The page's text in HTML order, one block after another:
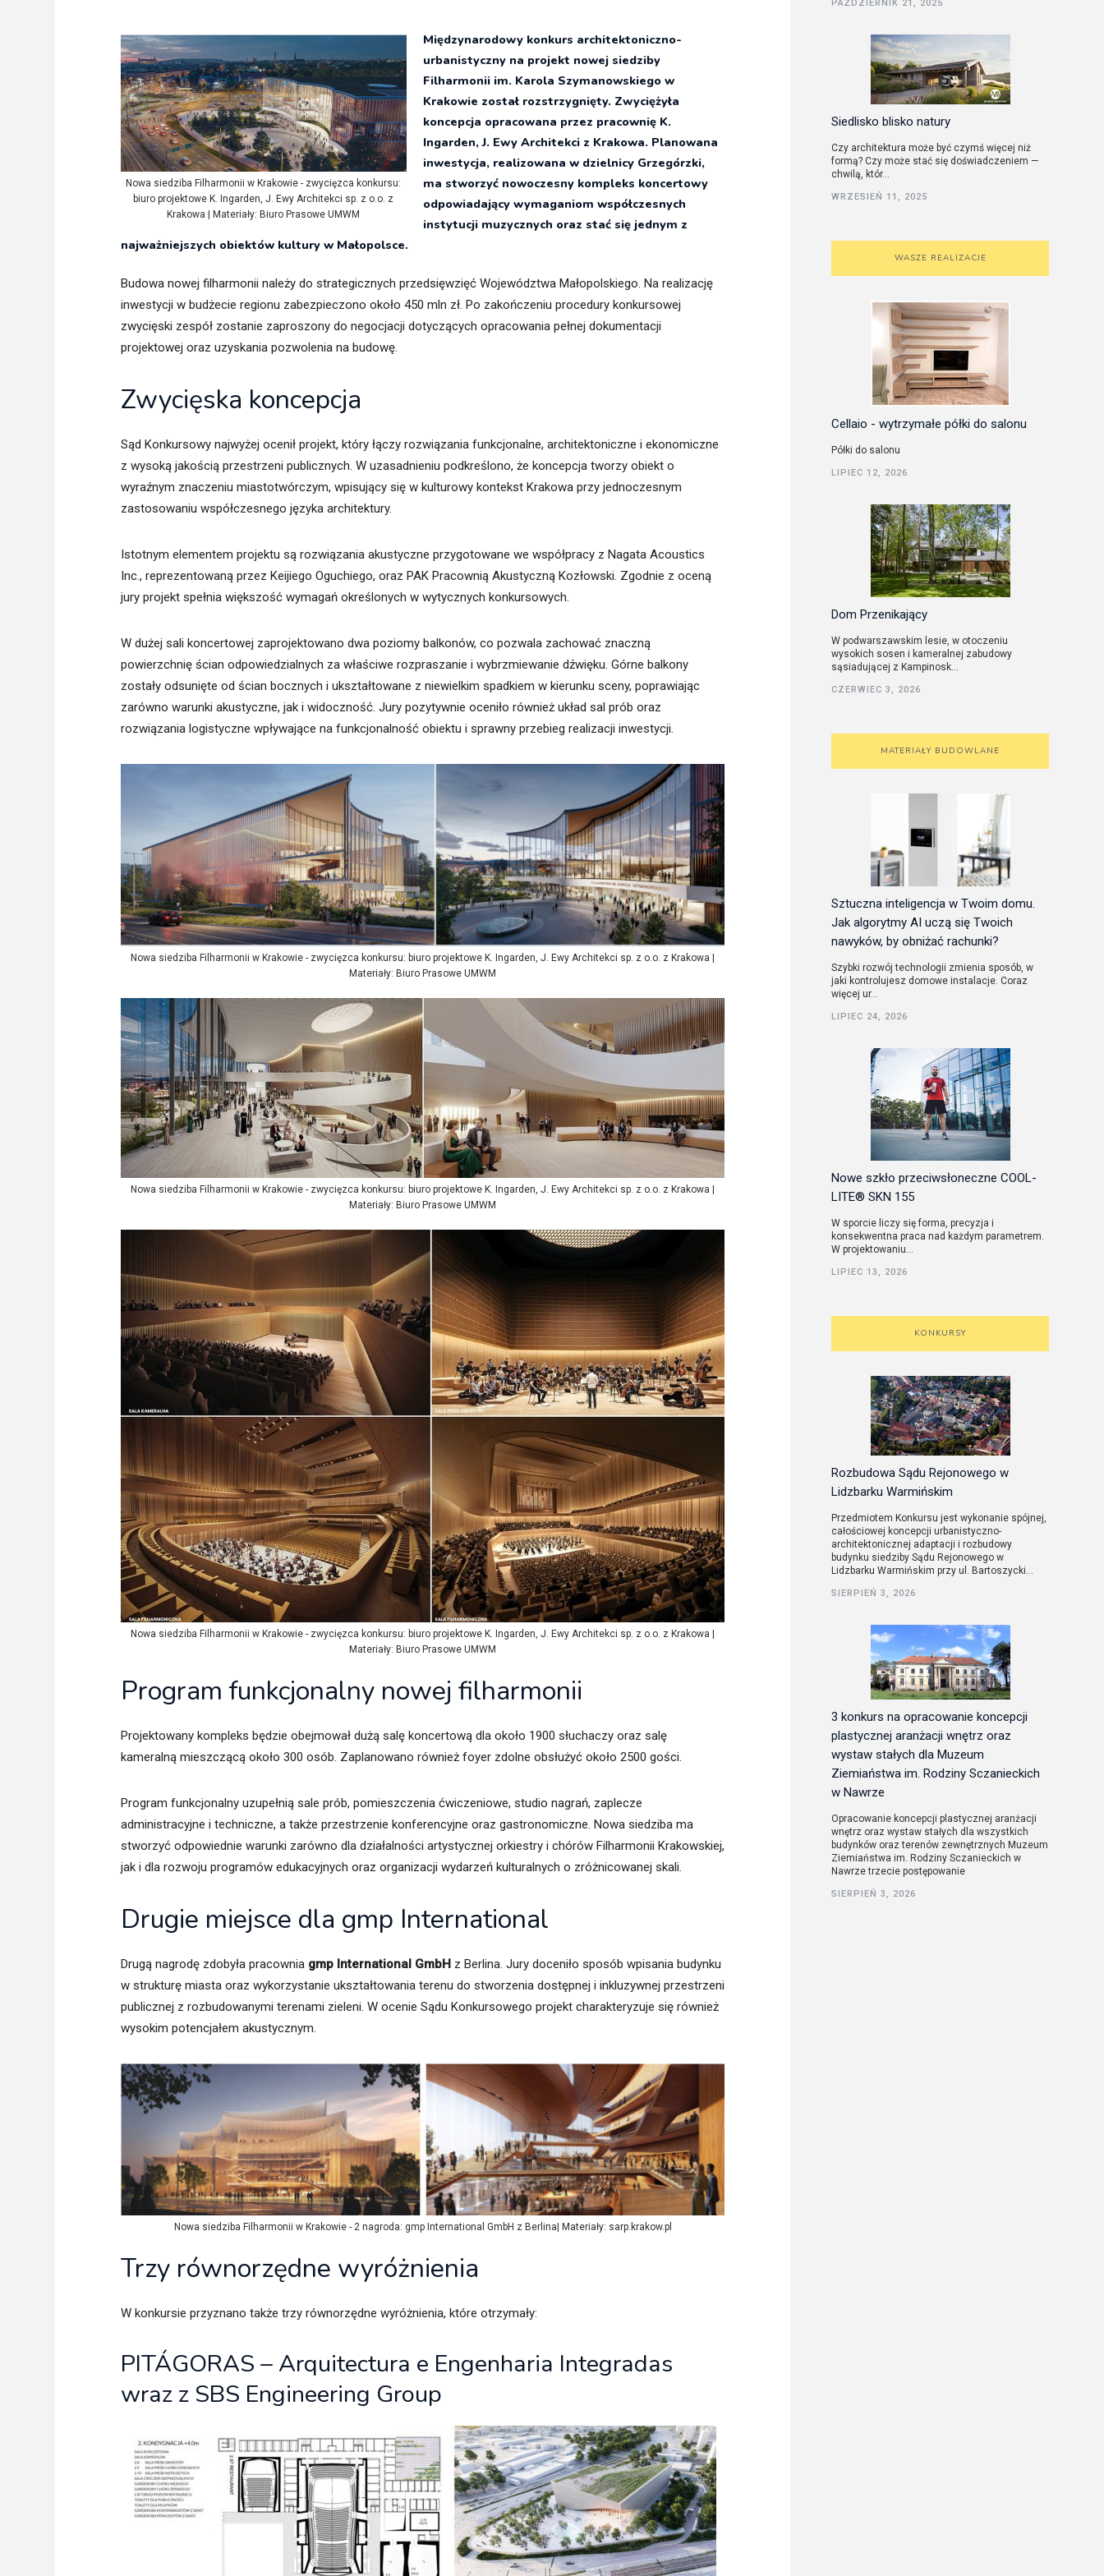
Galeria Miast Dawnych
Filmy
Firmy
Nowa siedziba Filharmonii w Krakowie - zwycięzca konkursu:
biuro projektowe K. Ingarden, J. Ewy Architekci sp. z o.o. z
Krakowa | Materiały: Biuro Prasowe UMWM
Międzynarodowy konkurs architektoniczno-
urbanistyczny na projekt nowej siedziby
Filharmonii im. Karola Szymanowskiego w
Krakowie został rozstrzygnięty. Zwyciężyła
koncepcja opracowana przez pracownię K.
Ingarden, J. Ewy Architekci z Krakowa. Planowana
inwestycja, realizowana w dzielnicy Grzegórzki,
ma stworzyć nowoczesny kompleks koncertowy
odpowiadający wymaganiom współczesnych
instytucji muzycznych oraz stać się jednym z
najważniejszych obiektów kultury w Małopolsce.
Budowa nowej filharmonii należy do strategicznych przedsięwzięć Województwa Małopolskiego. Na realizację
inwestycji w budżecie regionu zabezpieczono około 450 mln zł. Po zakończeniu procedury konkursowej
zwycięski zespół zostanie zaproszony do negocjacji dotyczących opracowania pełnej dokumentacji
projektowej oraz uzyskania pozwolenia na budowę.
Zwycięska koncepcja
Sąd Konkursowy najwyżej ocenił projekt, który łączy rozwiązania funkcjonalne, architektoniczne i ekonomiczne
z wysoką jakością przestrzeni publicznych. W uzasadnieniu podkreślono, że koncepcja tworzy obiekt o
wyraźnym znaczeniu miastotwórczym, wpisujący się w kulturowy kontekst Krakowa przy jednoczesnym
zastosowaniu współczesnego języka architektury.
Istotnym elementem projektu są rozwiązania akustyczne przygotowane we współpracy z Nagata Acoustics
Inc., reprezentowaną przez Keijiego Oguchiego, oraz PAK Pracownią Akustyczną Kozłowski. Zgodnie z oceną
jury projekt spełnia większość wymagań określonych w wytycznych konkursowych.
W dużej sali koncertowej zaprojektowano dwa poziomy balkonów, co pozwala zachować znaczną
powierzchnię ścian odpowiedzialnych za właściwe rozpraszanie i wybrzmiewanie dźwięku. Górne balkony
zostały odsunięte od ścian bocznych i ukształtowane z niewielkim spadkiem w kierunku sceny, poprawiając
zarówno warunki akustyczne, jak i widoczność. Jury pozytywnie oceniło również układ sal prób oraz
rozwiązania logistyczne wpływające na funkcjonalność obiektu i sprawny przebieg realizacji inwestycji.
Nowa siedziba Filharmonii w Krakowie - zwycięzca konkursu: biuro projektowe K. Ingarden, J. Ewy Architekci sp. z o.o. z Krakowa |
Materiały: Biuro Prasowe UMWM
Nowa siedziba Filharmonii w Krakowie - zwycięzca konkursu: biuro projektowe K. Ingarden, J. Ewy Architekci sp. z o.o. z Krakowa |
Materiały: Biuro Prasowe UMWM
Nowa siedziba Filharmonii w Krakowie - zwycięzca konkursu: biuro projektowe K. Ingarden, J. Ewy Architekci sp. z o.o. z Krakowa |
Materiały: Biuro Prasowe UMWM
Program funkcjonalny nowej filharmonii
Projektowany kompleks będzie obejmował dużą salę koncertową dla około 1900 słuchaczy oraz salę
kameralną mieszczącą około 300 osób. Zaplanowano również foyer zdolne obsłużyć około 2500 gości.
Program funkcjonalny uzupełnią sale prób, pomieszczenia ćwiczeniowe, studio nagrań, zaplecze
administracyjne i techniczne, a także przestrzenie konferencyjne oraz gastronomiczne. Nowa siedziba ma
stworzyć odpowiednie warunki zarówno dla działalności artystycznej orkiestry i chórów Filharmonii Krakowskiej,
jak i dla rozwoju programów edukacyjnych oraz organizacji wydarzeń kulturalnych o zróżnicowanej skali.
Drugie miejsce dla gmp International
Drugą nagrodę zdobyła pracownia gmp International GmbH z Berlina. Jury doceniło sposób wpisania budynku
w strukturę miasta oraz wykorzystanie ukształtowania terenu do stworzenia dostępnej i inkluzywnej przestrzeni
publicznej z rozbudowanymi terenami zieleni. W ocenie Sądu Konkursowego projekt charakteryzuje się również
wysokim potencjałem akustycznym.
Nowa siedziba Filharmonii w Krakowie - 2 nagroda: gmp International GmbH z Berlina| Materiały: sarp.krakow.pl
Trzy równorzędne wyróżnienia
W konkursie przyznano także trzy równorzędne wyróżnienia, które otrzymały:
PITÁGORAS – Arquitectura e Engenharia Integradas
wraz z SBS Engineering Group
PAŹDZIERNIK 21, 2025
Siedlisko blisko natury
Czy architektura może być czymś więcej niż
formą? Czy może stać się doświadczeniem —
chwilą, któr...
WRZESIEŃ 11, 2025
WASZE REALIZACJE
Cellaio - wytrzymałe półki do salonu
Półki do salonu
LIPIEC 12, 2026
Dom Przenikający
W podwarszawskim lesie, w otoczeniu
wysokich sosen i kameralnej zabudowy
sąsiadującej z Kampinosk...
CZERWIEC 3, 2026
MATERIAŁY BUDOWLANE
Sztuczna inteligencja w Twoim domu.
Jak algorytmy AI uczą się Twoich
nawyków, by obniżać rachunki?
Szybki rozwój technologii zmienia sposób, w
jaki kontrolujesz domowe instalacje. Coraz
więcej ur...
LIPIEC 24, 2026
Nowe szkło przeciwsłoneczne COOL-
LITE® SKN 155
W sporcie liczy się forma, precyzja i
konsekwentna praca nad każdym parametrem.
W projektowaniu...
LIPIEC 13, 2026
KONKURSY
Rozbudowa Sądu Rejonowego w
Lidzbarku Warmińskim
Przedmiotem Konkursu jest wykonanie spójnej,
całościowej koncepcji urbanistyczno-
architektonicznej adaptacji i rozbudowy
budynku siedziby Sądu Rejonowego w
Lidzbarku Warmińskim przy ul. Bartoszycki...
SIERPIEŃ 3, 2026
3 konkurs na opracowanie koncepcji
plastycznej aranżacji wnętrz oraz
wystaw stałych dla Muzeum
Ziemiaństwa im. Rodziny Sczanieckich
w Nawrze
Opracowanie koncepcji plastycznej aranżacji
wnętrz oraz wystaw stałych dla wszystkich
budynków oraz terenów zewnętrznych Muzeum
Ziemiaństwa im. Rodziny Sczanieckich w
Nawrze trzecie postępowanie
SIERPIEŃ 3, 2026